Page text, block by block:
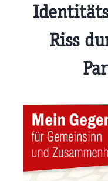
Riss